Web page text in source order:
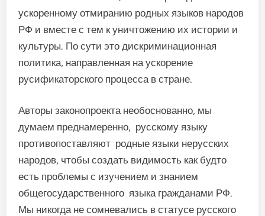
ускоренному отмиранию родных языков народов
РФ и вместе с тем к уничтожению их истории и
культуры. По сути это дискриминационная
политика, направленная на ускорение
русификаторского процесса в стране.
Авторы законопроекта необоснованно, мы
думаем преднамеренно, русскому языку
противопоставляют родные языки нерусских
народов, чтобы создать видимость как будто
есть проблемы с изучением и знанием
общегосударственного языка гражданами РФ.
Мы никогда не сомневались в статусе русского